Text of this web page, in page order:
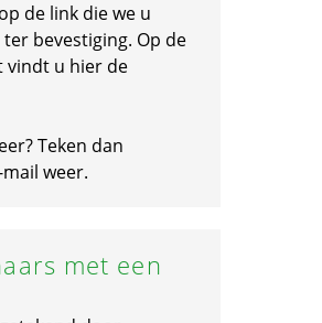
de link die we u
bevestiging. Op de
vindt u hier de
Teken dan
weer.
met een